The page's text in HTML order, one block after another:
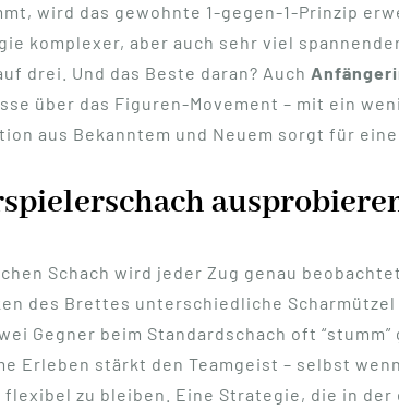
wird das gewohnte 1-gegen-1-Prinzip
komplexer, aber auch sehr viel
drei. Und das Beste daran? Auch
über das Figuren-Movement – mit ein
aus Bekanntem und Neuem sorgt für
Schach wird jeder Zug genau
des Brettes unterschiedliche
Gegner beim Standardschach oft
Erleben stärkt den Teamgeist – selbst
zu bleiben. Eine Strategie, die in